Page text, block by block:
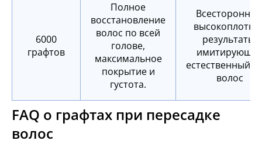
6000
графтов
Полное
восстановление
волос по всей
голове,
максимальное
покрытие и
густота.
результаты,
естественный
волос
FAQ о графтах при пересадке
волос